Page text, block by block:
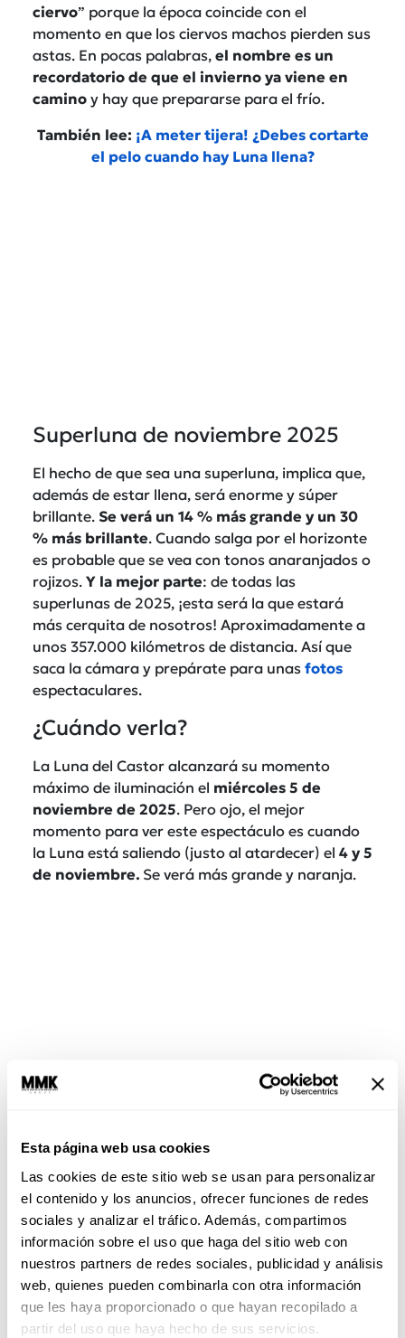
Esta página web usa cookies
Las cookies de este sitio web se usan para personalizar
el contenido y los anuncios, ofrecer funciones de redes
sociales y analizar el tráfico. Además, compartimos
información sobre el uso que haga del sitio web con
nuestros partners de redes sociales, publicidad y análisis
web, quienes pueden combinarla con otra información
que les haya proporcionado o que hayan recopilado a
partir del uso que haya hecho de sus servicios.
ciervo” porque la época coincide con el
momento en que los ciervos machos pierden sus
astas. En pocas palabras, el nombre es un
recordatorio de que el invierno ya viene en
camino y hay que prepararse para el frío.
También lee: ¡A meter tijera! ¿Debes cortarte
el pelo cuando hay Luna llena?
Superluna de noviembre 2025
El hecho de que sea una superluna, implica que,
además de estar llena, será enorme y súper
brillante. Se verá un 14 % más grande y un 30
% más brillante. Cuando salga por el horizonte
es probable que se vea con tonos anaranjados o
rojizos. Y la mejor parte: de todas las
superlunas de 2025, ¡esta será la que estará
más cerquita de nosotros! Aproximadamente a
unos 357.000 kilómetros de distancia. Así que
saca la cámara y prepárate para unas fotos
espectaculares.
¿Cuándo verla?
La Luna del Castor alcanzará su momento
máximo de iluminación el miércoles 5 de
noviembre de 2025. Pero ojo, el mejor
momento para ver este espectáculo es cuando
la Luna está saliendo (justo al atardecer) el 4 y 5
de noviembre. Se verá más grande y naranja.
eclipses y lunas de 2025
¿Qué energía trae la Luna del
castor 2025?
Esta Luna llena no solo es bonita de ver,
¡también trae una energía súper potente! La
Luna de los Cuernos de Ciervoes el empujón
que necesitas para poner tu vida en orden. Aquí